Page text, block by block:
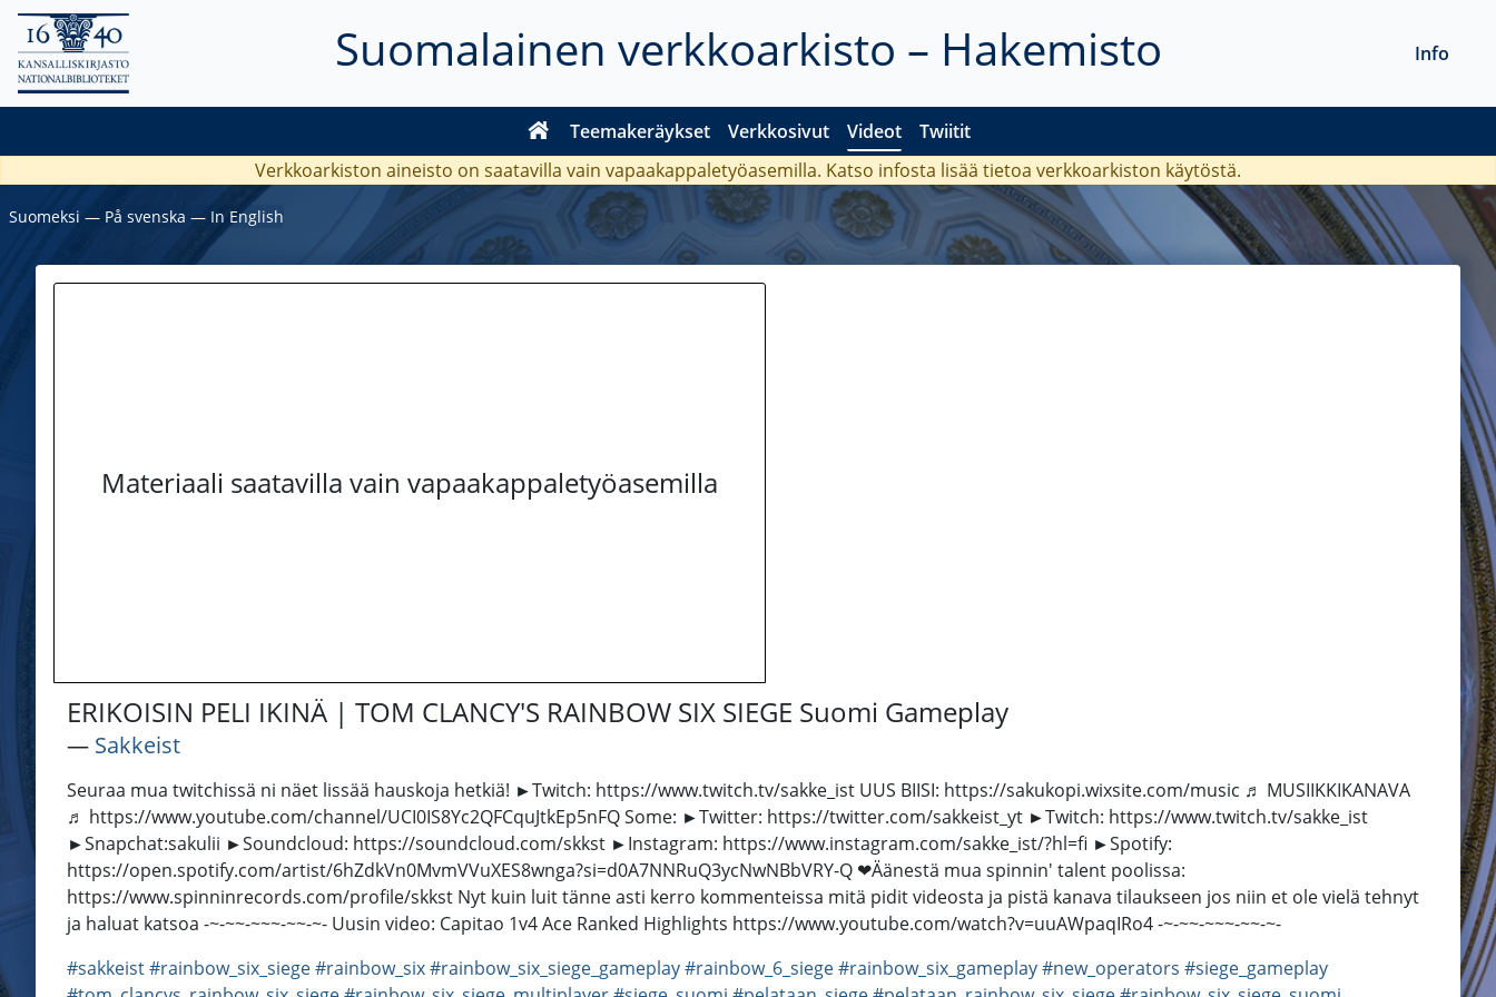
Suomalainen verkkoarkisto – Hakemisto
Teemakeräykset Verkkosivut Videot Twiitit
Info
Verkkoarkiston aineisto on saatavilla vain vapaakappaletyöasemilla. Katso infosta lisää tietoa verkkoarkiston käytöstä.
Suomeksi ― På svenska ― In English
Materiaali saatavilla vain vapaakappaletyöasemilla
ERIKOISIN PELI IKINÄ | TOM CLANCY'S RAINBOW SIX SIEGE Suomi Gameplay
― Sakkeist
Seuraa mua twitchissä ni näet lissää hauskoja hetkiä! ►Twitch: https://www.twitch.tv/sakke_ist UUS BIISI: https://sakukopi.wixsite.com/music ♬ MUSIIKKIKANAVA
♬ https://www.youtube.com/channel/UCI0IS8Yc2QFCquJtkEp5nFQ Some: ►Twitter: https://twitter.com/sakkeist_yt ►Twitch: https://www.twitch.tv/sakke_ist
►Snapchat:sakulii ►Soundcloud: https://soundcloud.com/skkst ►Instagram: https://www.instagram.com/sakke_ist/?hl=fi ►Spotify:
https://open.spotify.com/artist/6hZdkVn0MvmVVuXES8wnga?si=d0A7NNRuQ3ycNwNBbVRY-Q ❤Äänestä mua spinnin' talent poolissa:
https://www.spinninrecords.com/profile/skkst Nyt kuin luit tänne asti kerro kommenteissa mitä pidit videosta ja pistä kanava tilaukseen jos niin et ole vielä tehnyt
ja haluat katsoa -~-~~-~~~-~~-~- Uusin video: Capitao 1v4 Ace Ranked Highlights https://www.youtube.com/watch?v=uuAWpaqIRo4 -~-~~-~~~-~~-~-
#sakkeist#rainbow_six_siege#rainbow_six#rainbow_six_siege_gameplay#rainbow_6_siege#rainbow_six_gameplay#new_operators #siege_gameplay